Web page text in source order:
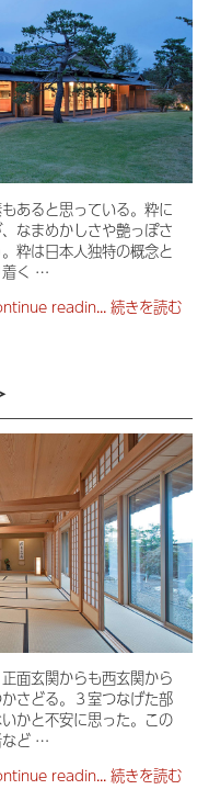
あると思っている。粋に
なまめかしさや艶っぽさ
粋は日本人独特の概念と
着く …
readin...続きを読む
面玄関からも西玄関から
さどる。３室つなげた部
かと不安に思った。この
など …
readin...続きを読む